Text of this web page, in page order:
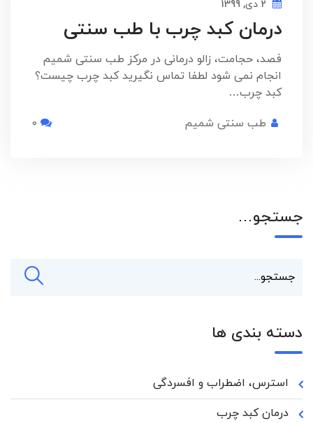
درمان کبد چرب با طب سنتی
فصد، حجامت، زالو درمانی در مرکز طب سنتی شمیم
انجام نمی شود لطفا تماس نگیرید کبد چرب چیست؟
کبد چرب…
طب سنتی شمیم
جستجو…
دسته بندی ها
استرس، اضطراب و افسردگی
درمان کبد چرب